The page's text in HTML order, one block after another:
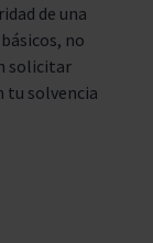
de una
no
solicitar
tu solvencia